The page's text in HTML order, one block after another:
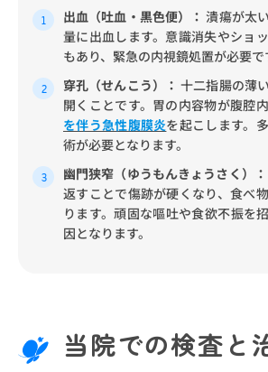
出血（吐血・黒色便）： 潰瘍が太
量に出血します。意識消失やショ
もあり、緊急の内視鏡処置が必要で
穿孔（せんこう）： 十二指腸の薄
開くことです。胃の内容物が腹腔内
を伴う急性腹膜炎を起こします。
術が必要となります。
幽門狭窄（ゆうもんきょうさく）：
返すことで傷跡が硬くなり、食べ
ります。頑固な嘔吐や食欲不振を
因となります。
当院での検査と